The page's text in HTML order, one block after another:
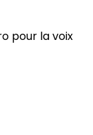
pour la voix